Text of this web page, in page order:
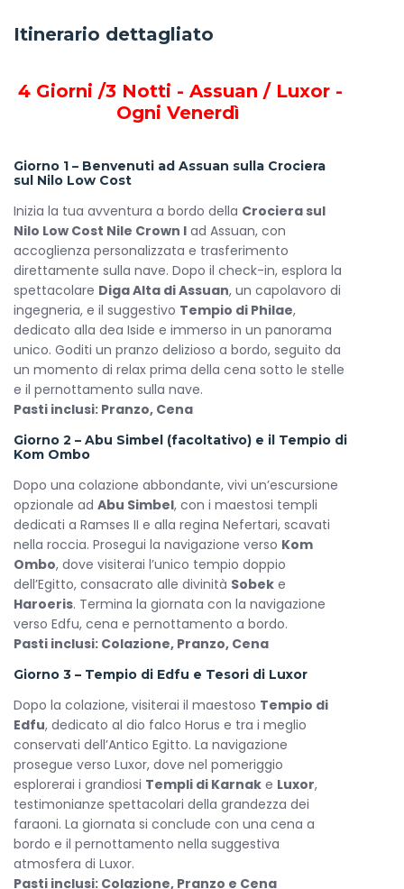
Servizi delle Camere a Bordo della
Crown I
Bagno privato completo di comfort moderni
Mini bar fornito con bevande selezionate
Asciugacapelli per maggiore comodità
Aria condizionata regolabile individualmente
Connessione Wi-Fi inclusa
Certificazione TUV Nord per garantire sicurezza e
qualità
Servizi Generali a Bordo della Crociera sul Nilo
Economica: Nile Crown I
Ristorante & Bar – Esperienze culinarie raffinate e
cocktail panoramici con vista sul Nilo
Centro Fitness – Mantieni la forma fisica durante la
navigazione
Spa & Massaggi – Momenti di totale relax e
benessere
Discoteca – Divertimento e musica per serate
indimenticabili
Ponte Solarium & Piscina – Rilassati al sole
ammirando il paesaggio del Nilo
Clinica di Primo Soccorso – Assistenza medica
sempre disponibile
Lounge & Sala Lettura – Angolo tranquillo per leggere
o riposare
Business Center – Resta connesso anche durante la
crociera
Salone di Bellezza – Trattamenti estetici per
coccolarti
Wi-Fi gratuito – Connessione internet in tutte le aree
comuni
Nota : alcuni servizi, come minibar, massaggi e salone di
bellezza, non sono inclusi nella formula All Inclusive e
Itinerario dettagliato
4 Giorni /3 Notti - Assuan / Luxor -
Ogni Venerdì
Giorno 1 – Benvenuti ad Assuan sulla Crociera
sul Nilo Low Cost
Inizia la tua avventura a bordo della Crociera sul
Nilo Low Cost Nile Crown I ad Assuan, con
accoglienza personalizzata e trasferimento
direttamente sulla nave. Dopo il check-in, esplora la
spettacolare Diga Alta di Assuan, un capolavoro di
ingegneria, e il suggestivo Tempio di Philae,
dedicato alla dea Iside e immerso in un panorama
unico. Goditi un pranzo delizioso a bordo, seguito da
un momento di relax prima della cena sotto le stelle
e il pernottamento sulla nave.
Pasti inclusi: Pranzo, Cena
Giorno 2 – Abu Simbel (facoltativo) e il Tempio di
Kom Ombo
Dopo una colazione abbondante, vivi un’escursione
opzionale ad Abu Simbel, con i maestosi templi
dedicati a Ramses II e alla regina Nefertari, scavati
nella roccia. Prosegui la navigazione verso Kom
Ombo, dove visiterai l’unico tempio doppio
dell’Egitto, consacrato alle divinità Sobek e
Haroeris. Termina la giornata con la navigazione
verso Edfu, cena e pernottamento a bordo.
Pasti inclusi: Colazione, Pranzo, Cena
Giorno 3 – Tempio di Edfu e Tesori di Luxor
Dopo la colazione, visiterai il maestoso Tempio di
Edfu, dedicato al dio falco Horus e tra i meglio
conservati dell’Antico Egitto. La navigazione
prosegue verso Luxor, dove nel pomeriggio
esplorerai i grandiosi Templi di Karnak e Luxor,
testimonianze spettacolari della grandezza dei
faraoni. La giornata si conclude con una cena a
bordo e il pernottamento nella suggestiva
atmosfera di Luxor.
Pasti inclusi: Colazione, Pranzo e Cena